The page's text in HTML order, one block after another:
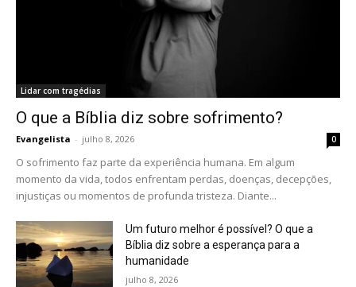
Lidar com tragédias
O que a Bíblia diz sobre sofrimento?
Evangelista - julho 8, 2026 0
O sofrimento faz parte da experiência humana. Em algum
momento da vida, todos enfrentam perdas, doenças, decepções,
injustiças ou momentos de profunda tristeza. Diante...
Um futuro melhor é possível? O que a
Bíblia diz sobre a esperança para a
humanidade
julho 8, 2026